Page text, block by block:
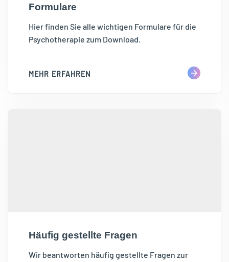
Formulare
Hier finden Sie alle wichtigen Formulare für die
Psychotherapie zum Download.
MEHR ERFAHREN
Häufig gestellte Fragen
Wir beantworten häufig gestellte Fragen zur